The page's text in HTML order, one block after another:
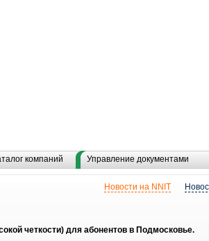
компаний Управление документами
Новости на NNIT
четкости) для абонентов в Подмосковье.